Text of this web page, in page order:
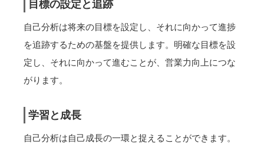
目標の設定と追跡
自己分析は将来の目標を設定し、それに向かって進捗
を追跡するための基盤を提供します。明確な目標を設
定し、それに向かって進むことが、営業力向上につな
がります。
学習と成長
自己分析は自己成長の一環と捉えることができます。